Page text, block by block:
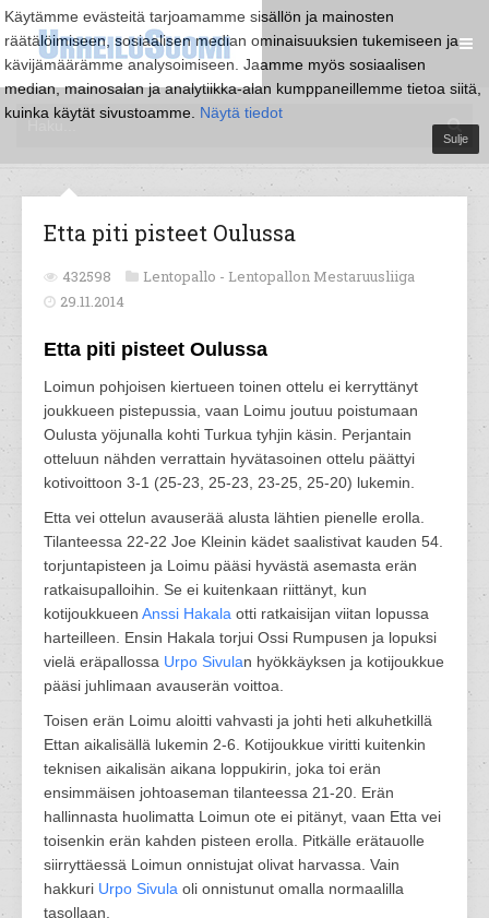
Käytämme evästeitä tarjoamamme sisällön ja mainosten
räätälöimiseen, sosiaalisen median ominaisuuksien tukemiseen ja
kävijämäärämme analysoimiseen. Jaamme myös sosiaalisen
median, mainosalan ja analytiikka-alan kumppaneillemme tietoa siitä,
kuinka käytät sivustoamme. Näytä tiedot
Sulje
Etta piti pisteet Oulussa
432598 Lentopallo - Lentopallon Mestaruusliiga
29.11.2014
Etta piti pisteet Oulussa
Loimun pohjoisen kiertueen toinen ottelu ei kerryttänyt
joukkueen pistepussia, vaan Loimu joutuu poistumaan
Oulusta yöjunalla kohti Turkua tyhjin käsin. Perjantain
otteluun nähden verrattain hyvätasoinen ottelu päättyi
kotivoittoon 3-1 (25-23, 25-23, 23-25, 25-20) lukemin.
Etta vei ottelun avauserää alusta lähtien pienelle erolla.
Tilanteessa 22-22 Joe Kleinin kädet saalistivat kauden 54.
torjuntapisteen ja Loimu pääsi hyvästä asemasta erän
ratkaisupalloihin. Se ei kuitenkaan riittänyt, kun
kotijoukkueen Anssi Hakala otti ratkaisijan viitan lopussa
harteilleen. Ensin Hakala torjui Ossi Rumpusen ja lopuksi
vielä eräpallossa Urpo Sivulan hyökkäyksen ja kotijoukkue
pääsi juhlimaan avauserän voittoa.
Toisen erän Loimu aloitti vahvasti ja johti heti alkuhetkillä
Ettan aikalisällä lukemin 2-6. Kotijoukkue viritti kuitenkin
teknisen aikalisän aikana loppukirin, joka toi erän
ensimmäisen johtoaseman tilanteessa 21-20. Erän
hallinnasta huolimatta Loimun ote ei pitänyt, vaan Etta vei
toisenkin erän kahden pisteen erolla. Pitkälle erätauolle
siirryttäessä Loimun onnistujat olivat harvassa. Vain
hakkuri Urpo Sivula oli onnistunut omalla normaalilla
tasollaan.